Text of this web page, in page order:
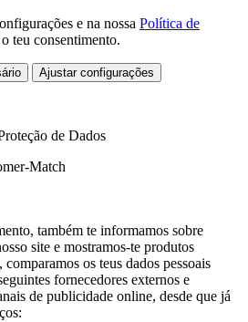
e na nossa Política de
teu consentimento.
Ajustar configurações
de Dados
Match
também te informamos sobre
site e mostramos-te produtos
comparamos os teus dados pessoais
fornecedores externos e
de publicidade online, desde que já